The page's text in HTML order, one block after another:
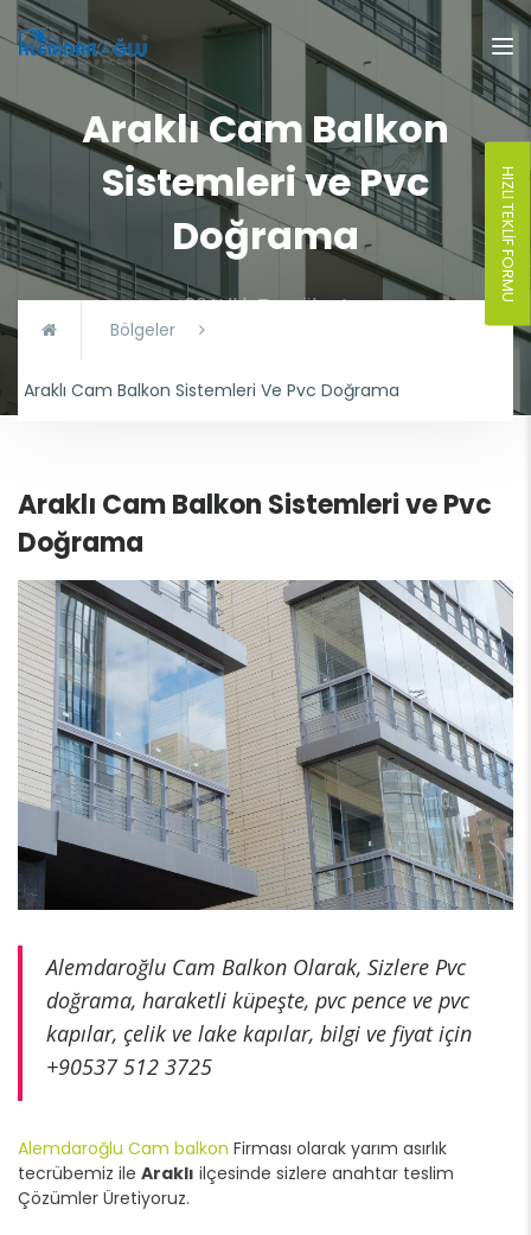
Araklı Cam Balkon
Sistemleri ve Pvc
Doğrama
60 Yıllık Tecrübe !
Bölgeler
Araklı Cam Balkon Sistemleri Ve Pvc Doğrama
Araklı Cam Balkon Sistemleri ve Pvc
Doğrama
Alemdaroğlu Cam Balkon Olarak, Sizlere Pvc
doğrama, haraketli küpeşte, pvc pence ve pvc
kapılar, çelik ve lake kapılar, bilgi ve fiyat için
+90537 512 3725
Alemdaroğlu Cam balkon Firması olarak yarım asırlık
tecrübemiz ile Araklı ilçesinde sizlere anahtar teslim
Çözümler Üretiyoruz.
HIZLI TEKLIF FORMU